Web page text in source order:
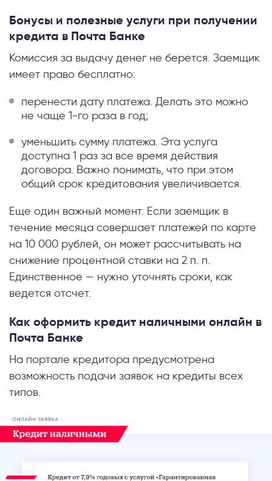
Бонусы и полезные услуги при получении
кредита в Почта Банке
Комиссия за выдачу денег не берется. Заемщик
имеет право бесплатно:
перенести дату платежа. Делать это можно
не чаще 1-го раза в год;
уменьшить сумму платежа. Эта услуга
доступна 1 раз за все время действия
договора. Важно понимать, что при этом
общий срок кредитования увеличивается.
Еще один важный момент. Если заемщик в
течение месяца совершает платежей по карте
на 10 000 рублей, он может рассчитывать на
снижение процентной ставки на 2 п. п.
Единственное — нужно уточнять сроки, как
ведется отсчет.
Как оформить кредит наличными онлайн в
Почта Банке
На портале кредитора предусмотрена
возможность подачи заявок на кредиты всех
типов.